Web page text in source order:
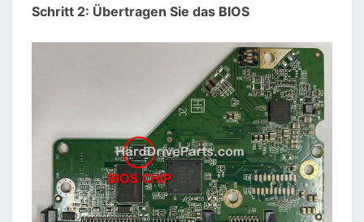
Schritt 2: Übertragen Sie das BIOS